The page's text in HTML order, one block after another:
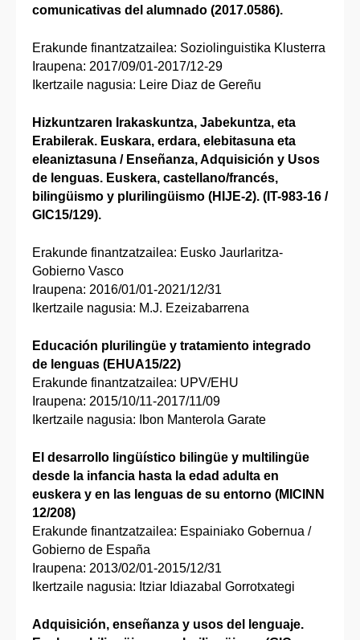
comunicativas del alumnado (2017.0586).
Erakunde finantzatzailea: Soziolinguistika Klusterra
Iraupena: 2017/09/01-2017/12-29
Ikertzaile nagusia: Leire Diaz de Gereñu
Hizkuntzaren Irakaskuntza, Jabekuntza, eta
Erabilerak. Euskara, erdara, elebitasuna eta
eleaniztasuna / Enseñanza, Adquisición y Usos
de lenguas. Euskera, castellano/francés,
bilingüismo y plurilingüismo (HIJE-2). (IT-983-16 /
GIC15/129).
Erakunde finantzatzailea: Eusko Jaurlaritza-
Gobierno Vasco
Iraupena: 2016/01/01-2021/12/31
Ikertzaile nagusia: M.J. Ezeizabarrena
Educación plurilingüe y tratamiento integrado
de lenguas (EHUA15/22)
Erakunde finantzatzailea: UPV/EHU
Iraupena: 2015/10/11-2017/11/09
Ikertzaile nagusia: Ibon Manterola Garate
El desarrollo lingüístico bilingüe y multilingüe
desde la infancia hasta la edad adulta en
euskera y en las lenguas de su entorno (MICINN
12/208)
Erakunde finantzatzailea: Espainiako Gobernua /
Gobierno de España
Iraupena: 2013/02/01-2015/12/31
Ikertzaile nagusia: Itziar Idiazabal Gorrotxategi
Adquisición, enseñanza y usos del lenguaje.